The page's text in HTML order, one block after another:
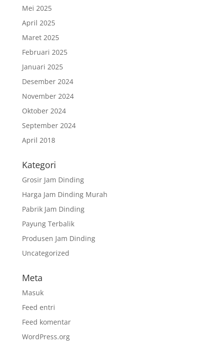
Mei 2025
April 2025
Maret 2025
Februari 2025
Januari 2025
Desember 2024
November 2024
Oktober 2024
September 2024
April 2018
Kategori
Grosir Jam Dinding
Harga Jam Dinding Murah
Pabrik Jam Dinding
Payung Terbalik
Produsen Jam Dinding
Uncategorized
Meta
Masuk
Feed entri
Feed komentar
WordPress.org